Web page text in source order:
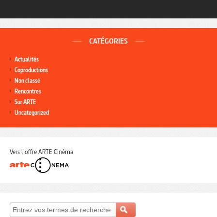
CATÉGORIES
Actualités
Coproductions
Non classé
Rencontres
Sur ARTE
Uncategorized
Vers l'offre ARTE Cinéma